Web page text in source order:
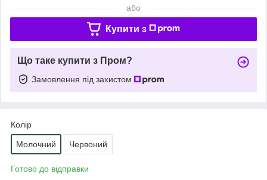
або
Купити з
Що таке купити з Пром?
Замовлення під захистом
Колір
Молочний Червоний
Готово до відправки